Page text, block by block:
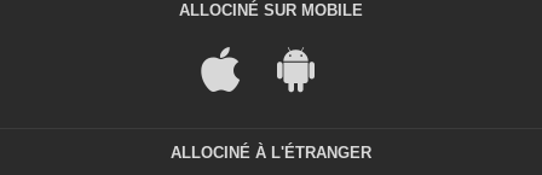
ALLOCINÉ SUR MOBILE
ALLOCINÉ À L'ÉTRANGER